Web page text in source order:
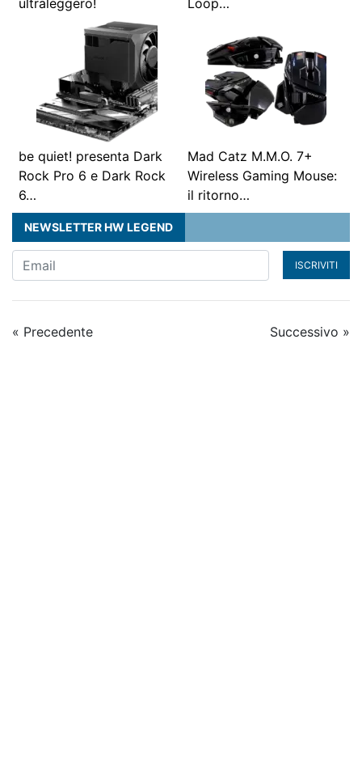
be quiet! presenta Dark
Rock Pro 6 e Dark Rock
6…
Mad Catz M.M.O. 7+
Wireless Gaming Mouse:
il ritorno…
NEWSLETTER HW LEGEND
ISCRIVITI
« Precedente Successivo »